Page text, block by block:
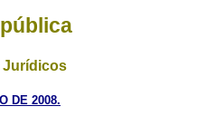
Jurídicos
DE 2008.